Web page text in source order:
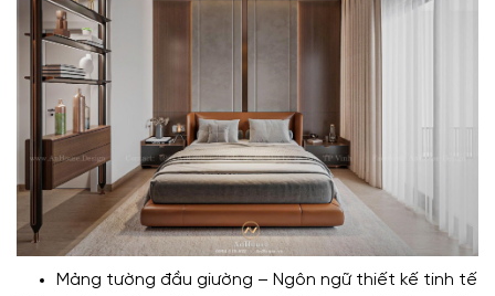
Mảng tường đầu giường – Ngôn ngữ thiết kế tinh tế